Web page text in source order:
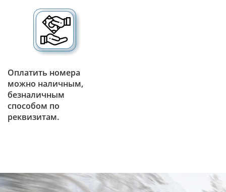
Оплатить номера
можно наличным,
безналичным
способом по
реквизитам.